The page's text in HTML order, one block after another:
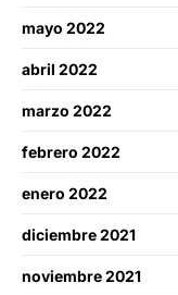
mayo 2022
abril 2022
marzo 2022
febrero 2022
enero 2022
diciembre 2021
noviembre 2021